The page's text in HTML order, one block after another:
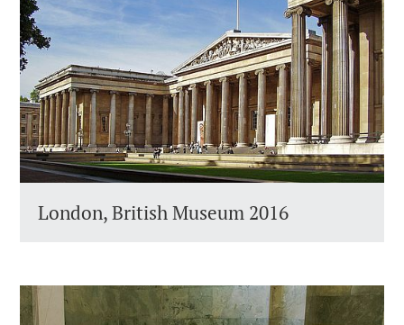
London, British Museum 2016